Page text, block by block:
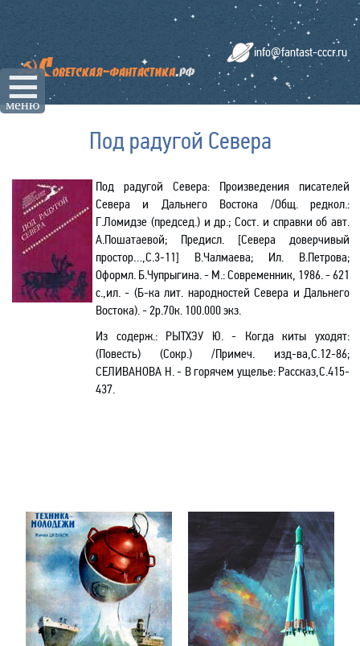
☰
меню
info@fantast-cccr.ru
Под радугой Севера
Под радугой Севера: Произведения писателей
Севера и Дальнего Востока /Общ. редкол.:
Г.Ломидзе (председ.) и др.; Сост. и справки об авт.
А.Пошатаевой; Предисл. [Севера доверчивый
простор…,С.3-11] В.Чалмаева; Ил. В.Петрова;
Оформл. Б.Чупрыгина. - М.: Современник, 1986. - 621
с.,ил. - (Б-ка лит. народностей Севера и Дальнего
Востока). - 2р.70к. 100.000 экз.
Из содерж.:РЫТХЭУ Ю. - Когда киты уходят:
(Повесть) (Сокр.) /Примеч. изд-ва,С.12-86;
СЕЛИВАНОВА Н. - В горячем ущелье: Рассказ,С.415-
437.